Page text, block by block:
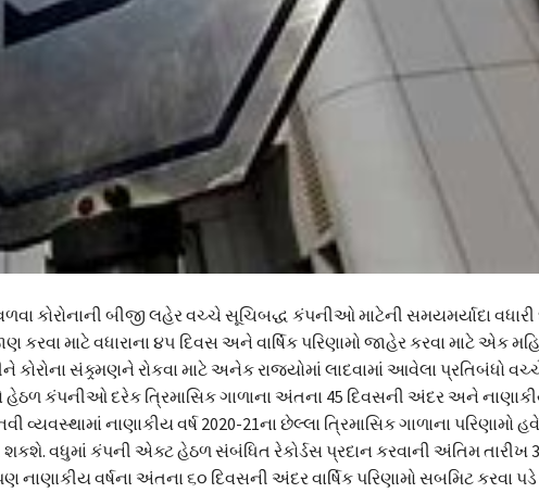
કોરોનાની બીજી લહેર વચ્ચે સૂચિબદ્ધ કંપનીઓ માટેની સમયમર્યાદા વધારી
કરવા માટે વધારાના ૪૫ દિવસ અને વાર્ષિક પરિણામો જાહેર કરવા માટે એક
સંક્ર્મણને રોકવા માટે અનેક રાજ્યોમાં લાદવામાં આવેલા પ્રતિબંધો
હેઠળ કંપનીઓ દરેક ત્રિમાસિક ગાળાના અંતના 45 દિવસની અંદર અને
વ્યવસ્થામાં નાણાકીય વર્ષ 2020-21ના છેલ્લા ત્રિમાસિક ગાળાના પરિણામો
શકશે. વધુમાં કંપની એક્ટ હેઠળ સંબંધિત રેકોર્ડસ પ્રદાન કરવાની અંતિમ તારીખ
વર્ષના અંતના ૬૦ દિવસની અંદર વાર્ષિક પરિણામો સબમિટ કરવા